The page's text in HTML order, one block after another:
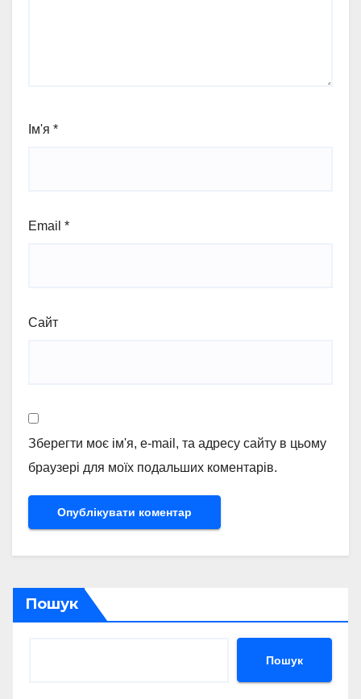
Ім'я *
Email *
Сайт
Зберегти моє ім'я, e-mail, та адресу сайту в цьому
браузері для моїх подальших коментарів.
Пошук
Пошук